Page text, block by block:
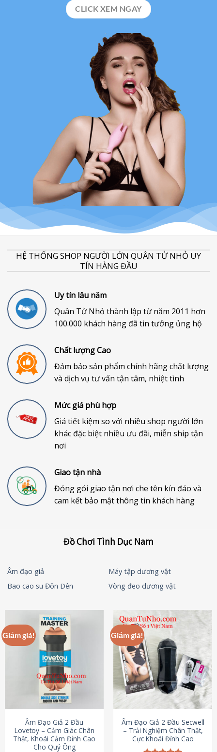
CLICK XEM NGAY
HỆ THỐNG SHOP NGƯỜI LỚN QUÂN TỬ NHỎ UY
TÍN HÀNG ĐẦU
Uy tín lâu năm
Quân Tử Nhỏ thành lập từ năm 2011 hơn
100.000 khách hàng đã tin tưởng ủng hộ
Chất lượng Cao
Đảm bảo sản phẩm chính hãng chất lượng
và dịch vụ tư vấn tận tâm, nhiệt tình
Mức giá phù hợp
Giá tiết kiệm so với nhiều shop người lớn
khác đặc biệt nhiều ưu đãi, miễn ship tận
nơi
Giao tận nhà
Đóng gói giao tận nơi che tên kín đáo và
cam kết bảo mật thông tin khách hàng
Đồ Chơi Tình Dục Nam
Âm đạo giả
Máy tập dương vật
Bao cao su Đôn Dên
Vòng đeo dương vật
Giảm giá!
Âm Đạo Giả 2 Đầu
Lovetoy – Cảm Giác Chân
Thật, Khoái Cảm Đỉnh Cao
Cho Quý Ông
Giảm giá!
Âm Đạo Giả 2 Đầu Secwell
– Trải Nghiệm Chân Thật,
Cực Khoái Đỉnh Cao